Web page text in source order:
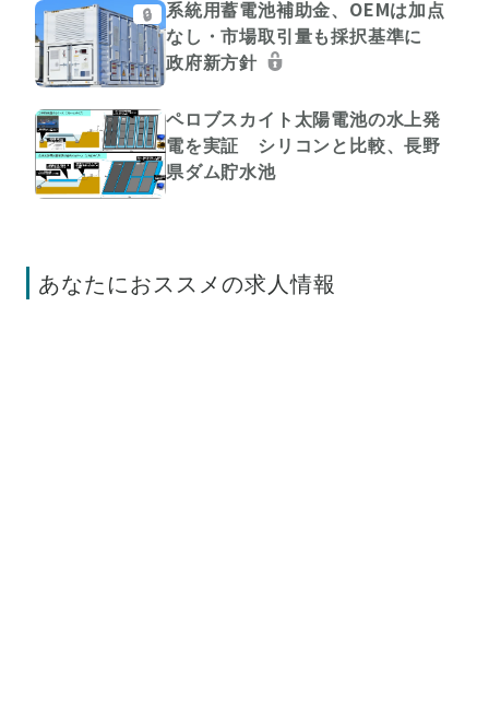
🔒
系統用蓄電池補助金、OEMは加点
なし・市場取引量も採択基準に
政府新方針
ペロブスカイト太陽電池の水上発
電を実証 シリコンと比較、長野
県ダム貯水池
あなたにおススメの求人情報